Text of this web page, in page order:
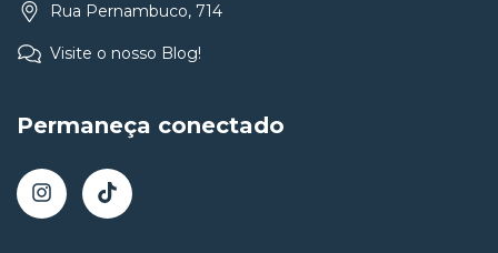
Rua Pernambuco, 714
Visite o nosso Blog!
Permaneça conectado